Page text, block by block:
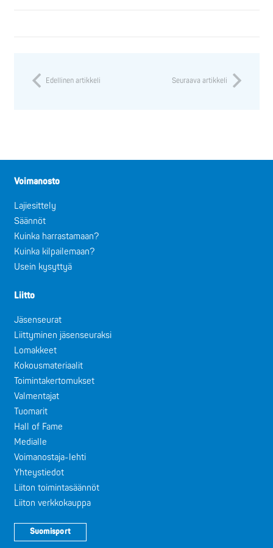
Edellinen artikkeli Seuraava artikkeli
Voimanosto
Lajiesittely
Säännöt
Kuinka harrastamaan?
Kuinka kilpailemaan?
Usein kysyttyä
Liitto
Jäsenseurat
Liittyminen jäsenseuraksi
Lomakkeet
Kokousmateriaalit
Toimintakertomukset
Valmentajat
Tuomarit
Hall of Fame
Medialle
Voimanostaja-lehti
Yhteystiedot
Liiton toimintasäännöt
Liiton verkkokauppa
Suomisport